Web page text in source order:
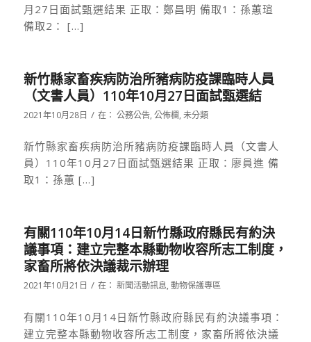
月27日面試甄選結果 正取：鄭昌明 備取1：孫蕙瑄
備取2： […]
新竹縣家畜疾病防治所豬病防疫課臨時人員
（文書人員）110年10月27日面試甄選結
2021年10月28日 / 在： 公務公告, 公佈欄, 未分類
新竹縣家畜疾病防治所豬病防疫課臨時人員（文書人
員）110年10月27日面試甄選結果 正取：廖員進 備
取1：孫蕙 […]
有關110年10月14日新竹縣政府縣民有約決
議事項：建立完整本縣動物收容所志工制度，
家畜所將依決議裁示辦理
2021年10月21日 / 在： 新聞活動訊息, 動物保護專區
有關110年10月14日新竹縣政府縣民有約決議事項：
建立完整本縣動物收容所志工制度，家畜所將依決議